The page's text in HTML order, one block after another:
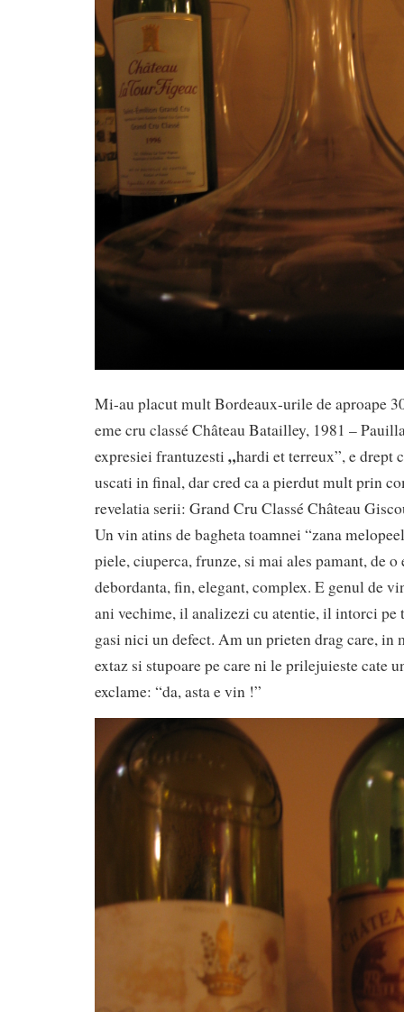
Mi-au placut mult Bordeaux-urile de aproape
eme cru classé Château Batailley, 1981 –
expresiei frantuzesti „hardi et terreux”, e drept
uscati in final, dar cred ca a pierdut mult prin
revelatia serii: Grand Cru Classé Château
Un vin atins de bagheta toamnei “zana
piele, ciuperca, frunze, si mai ales pamant, de
debordanta, fin, elegant, complex. E genul de
ani vechime, il analizezi cu atentie, il intorci pe
gasi nici un defect. Am un prieten drag care, in
extaz si stupoare pe care ni le prilejuieste cate
exclame: “da, asta e vin !”